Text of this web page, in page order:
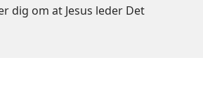
dig om at Jesus leder Det